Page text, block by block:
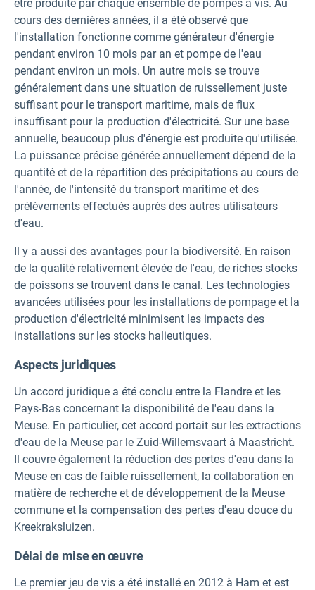
être produite par chaque ensemble de pompes à vis. Au
cours des dernières années, il a été observé que
l'installation fonctionne comme générateur d'énergie
pendant environ 10 mois par an et pompe de l'eau
pendant environ un mois. Un autre mois se trouve
généralement dans une situation de ruissellement juste
suffisant pour le transport maritime, mais de flux
insuffisant pour la production d'électricité. Sur une base
annuelle, beaucoup plus d'énergie est produite qu'utilisée.
La puissance précise générée annuellement dépend de la
quantité et de la répartition des précipitations au cours de
l'année, de l'intensité du transport maritime et des
prélèvements effectués auprès des autres utilisateurs
d'eau.
Il y a aussi des avantages pour la biodiversité. En raison
de la qualité relativement élevée de l'eau, de riches stocks
de poissons se trouvent dans le canal. Les technologies
avancées utilisées pour les installations de pompage et la
production d'électricité minimisent les impacts des
installations sur les stocks halieutiques.
Aspects juridiques
Un accord juridique a été conclu entre la Flandre et les
Pays-Bas concernant la disponibilité de l'eau dans la
Meuse. En particulier, cet accord portait sur les extractions
d'eau de la Meuse par le Zuid-Willemsvaart à Maastricht.
Il couvre également la réduction des pertes d'eau dans la
Meuse en cas de faible ruissellement, la collaboration en
matière de recherche et de développement de la Meuse
commune et la compensation des pertes d'eau douce du
Kreekraksluizen.
Délai de mise en œuvre
Le premier jeu de vis a été installé en 2012 à Ham et est